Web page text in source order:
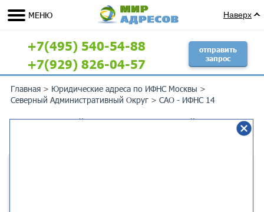
МЕНЮ Наверх
+7(495) 540-54-88
+7(929) 826-04-57
отправить
запрос
Главная > Юридические адреса по ИФНС Москвы >
Северный Административный Округ > САО - ИФНС 14
Юридический адрес Москва г, 1-й